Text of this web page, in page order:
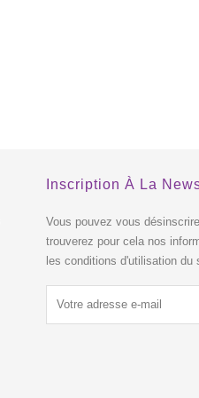
Inscription À La
Vous pouvez vous
trouverez pour cela nos
les conditions d'utilisation du